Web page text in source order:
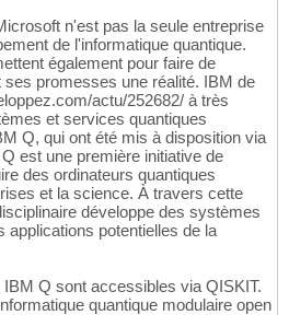
n'est pas la seule entreprise
de l'informatique quantique.
également pour faire de
ses promesses une réalité. IBM de
actu/252682/ à très
et services quantiques
Q, qui ont été mis à disposition via
est une première initiative de
des ordinateurs quantiques
et la science. À travers cette
développe des systèmes
applications potentielles de la
Q sont accessibles via QISKIT.
quantique modulaire open